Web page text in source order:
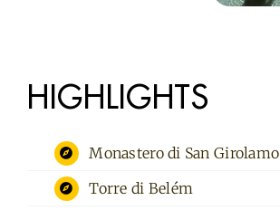
HIGHLIGHTS
Monastero di San Girolamo
Torre di Belém